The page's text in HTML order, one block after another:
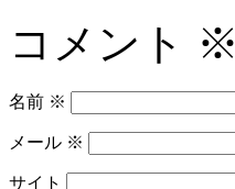
コメント ※
名前 ※
メール ※
サイト